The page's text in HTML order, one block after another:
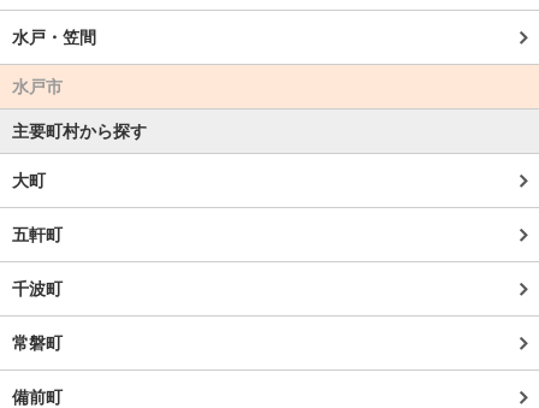
水戸・笠間
水戸市
主要町村から探す
大町
五軒町
千波町
常磐町
備前町